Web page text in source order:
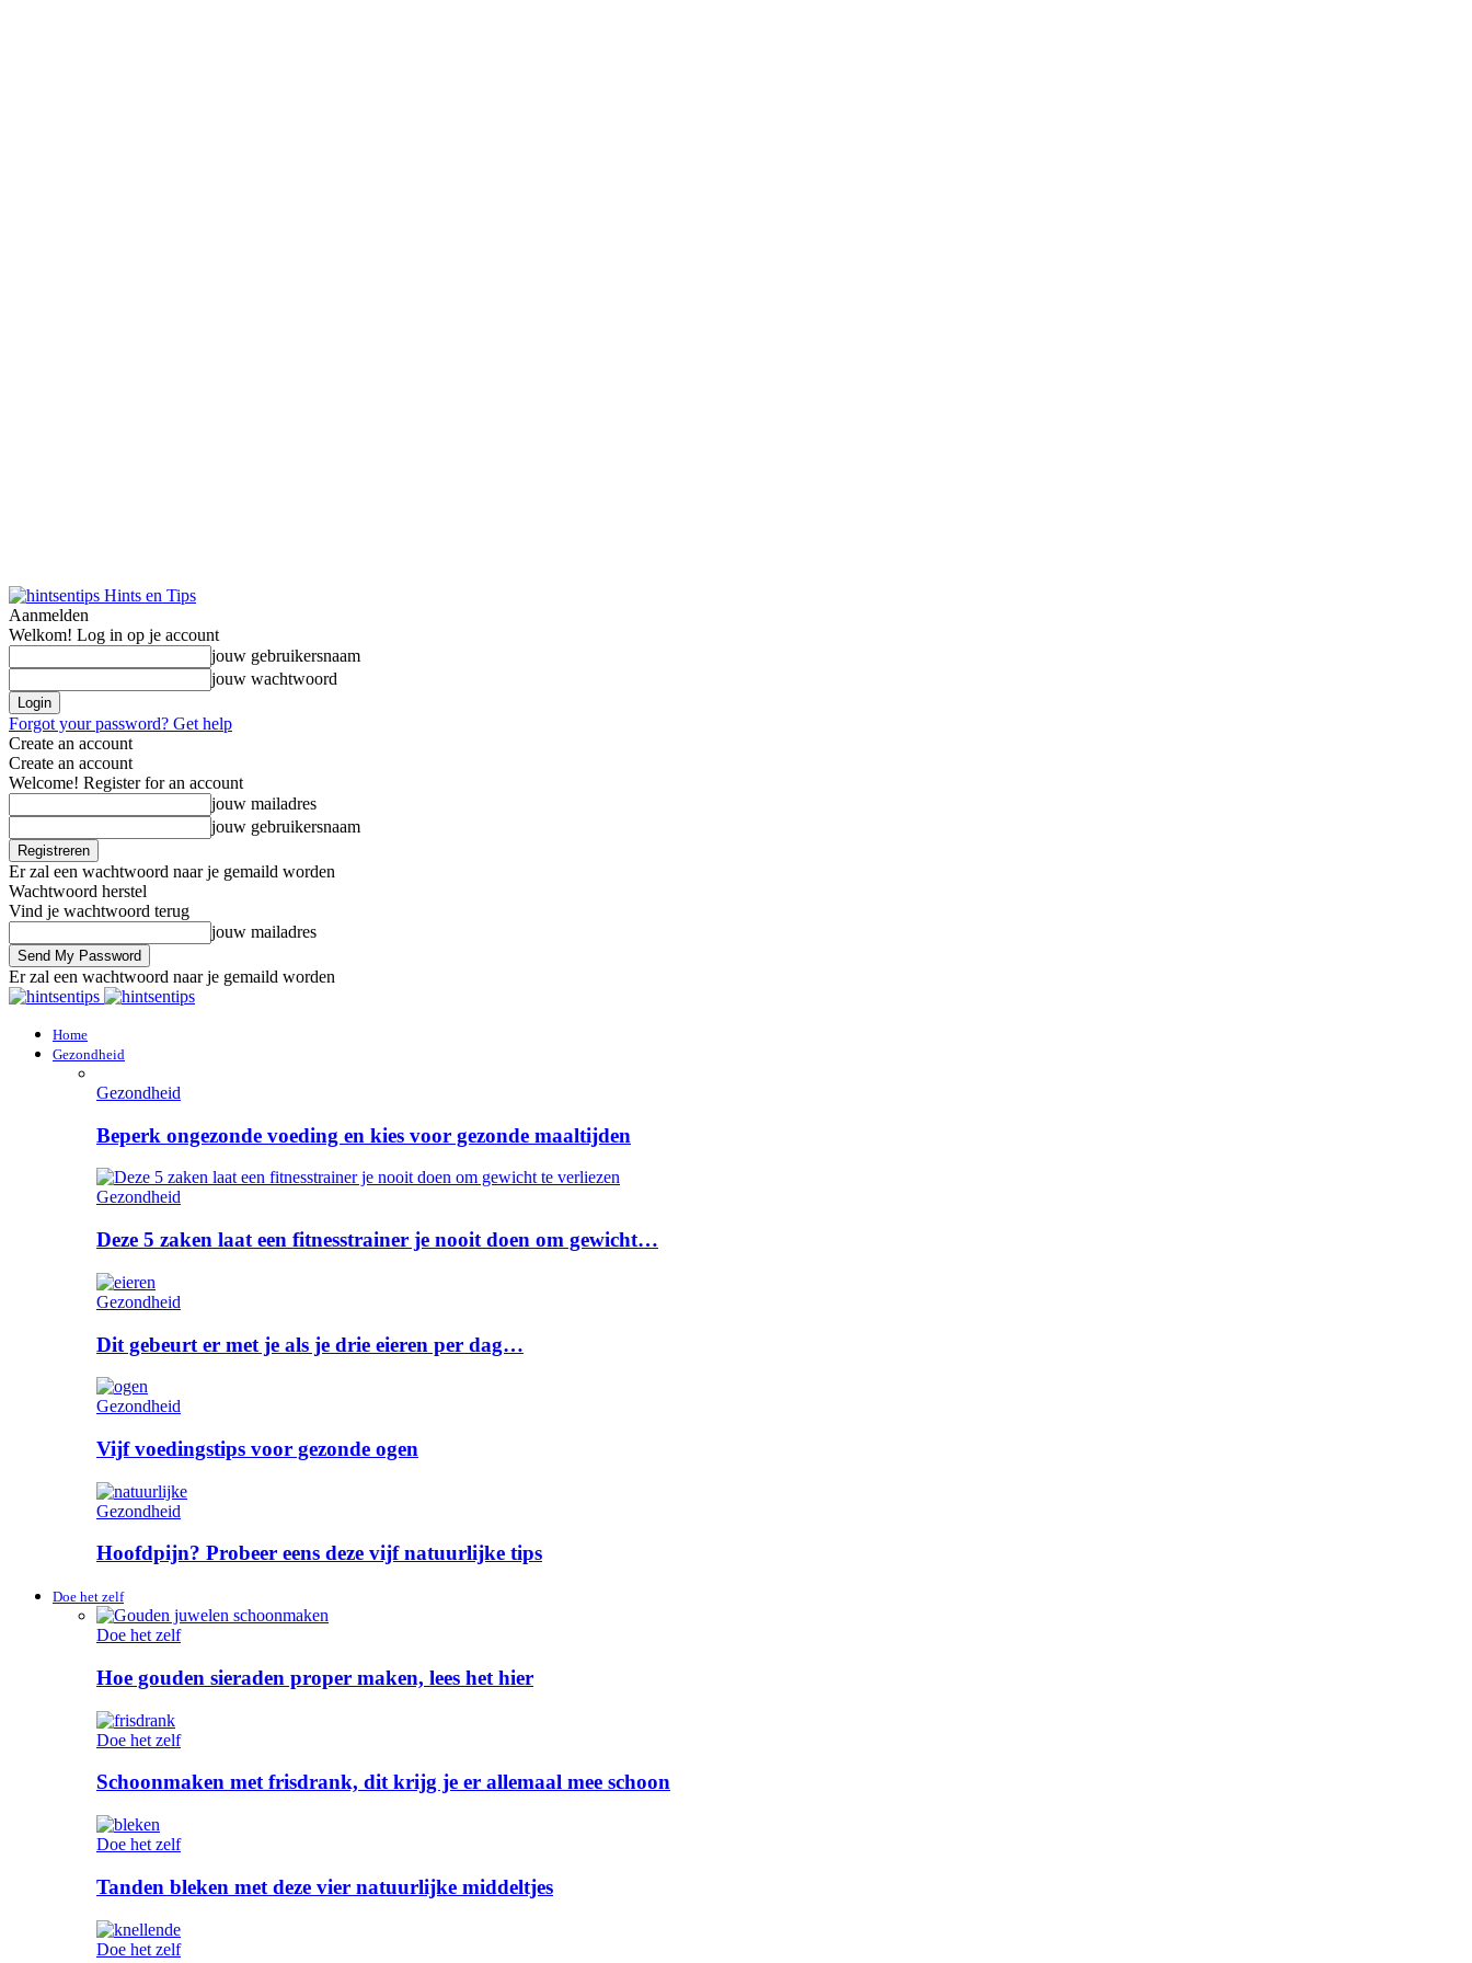
Hints en Tips
Aanmelden
Welkom! Log in op je account
jouw gebruikersnaam
jouw wachtwoord
Forgot your password? Get help
Create an account
Create an account
Welcome! Register for an account
jouw mailadres
jouw gebruikersnaam
Er zal een wachtwoord naar je gemaild worden
Wachtwoord herstel
Vind je wachtwoord terug
jouw mailadres
Er zal een wachtwoord naar je gemaild worden
Home
Gezondheid
Gezondheid
Beperk ongezonde voeding en kies voor gezonde maaltijden
Gezondheid
Deze 5 zaken laat een fitnesstrainer je nooit doen om gewicht…
Gezondheid
Dit gebeurt er met je als je drie eieren per dag…
Gezondheid
Vijf voedingstips voor gezonde ogen
Gezondheid
Hoofdpijn? Probeer eens deze vijf natuurlijke tips
Doe het zelf
Doe het zelf
Hoe gouden sieraden proper maken, lees het hier
Doe het zelf
Schoonmaken met frisdrank, dit krijg je er allemaal mee schoon
Doe het zelf
Tanden bleken met deze vier natuurlijke middeltjes
Doe het zelf